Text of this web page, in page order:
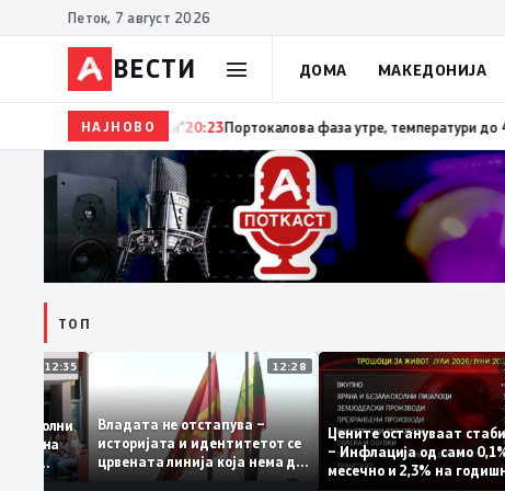
Петок, 7 август 2026
ВЕСТИ ДОМА МАКЕДОНИЈА
НАЈНОВО20:24Сиљановска Давкова на Свечената академија
ТОП
12:35
задоволни
на
12:28
Владата не отстапува –
историјата и идентитетот се
црвената линија која нема да
се погази
Цените остануваат
– Инфлација од само
месечно и 2,3% на